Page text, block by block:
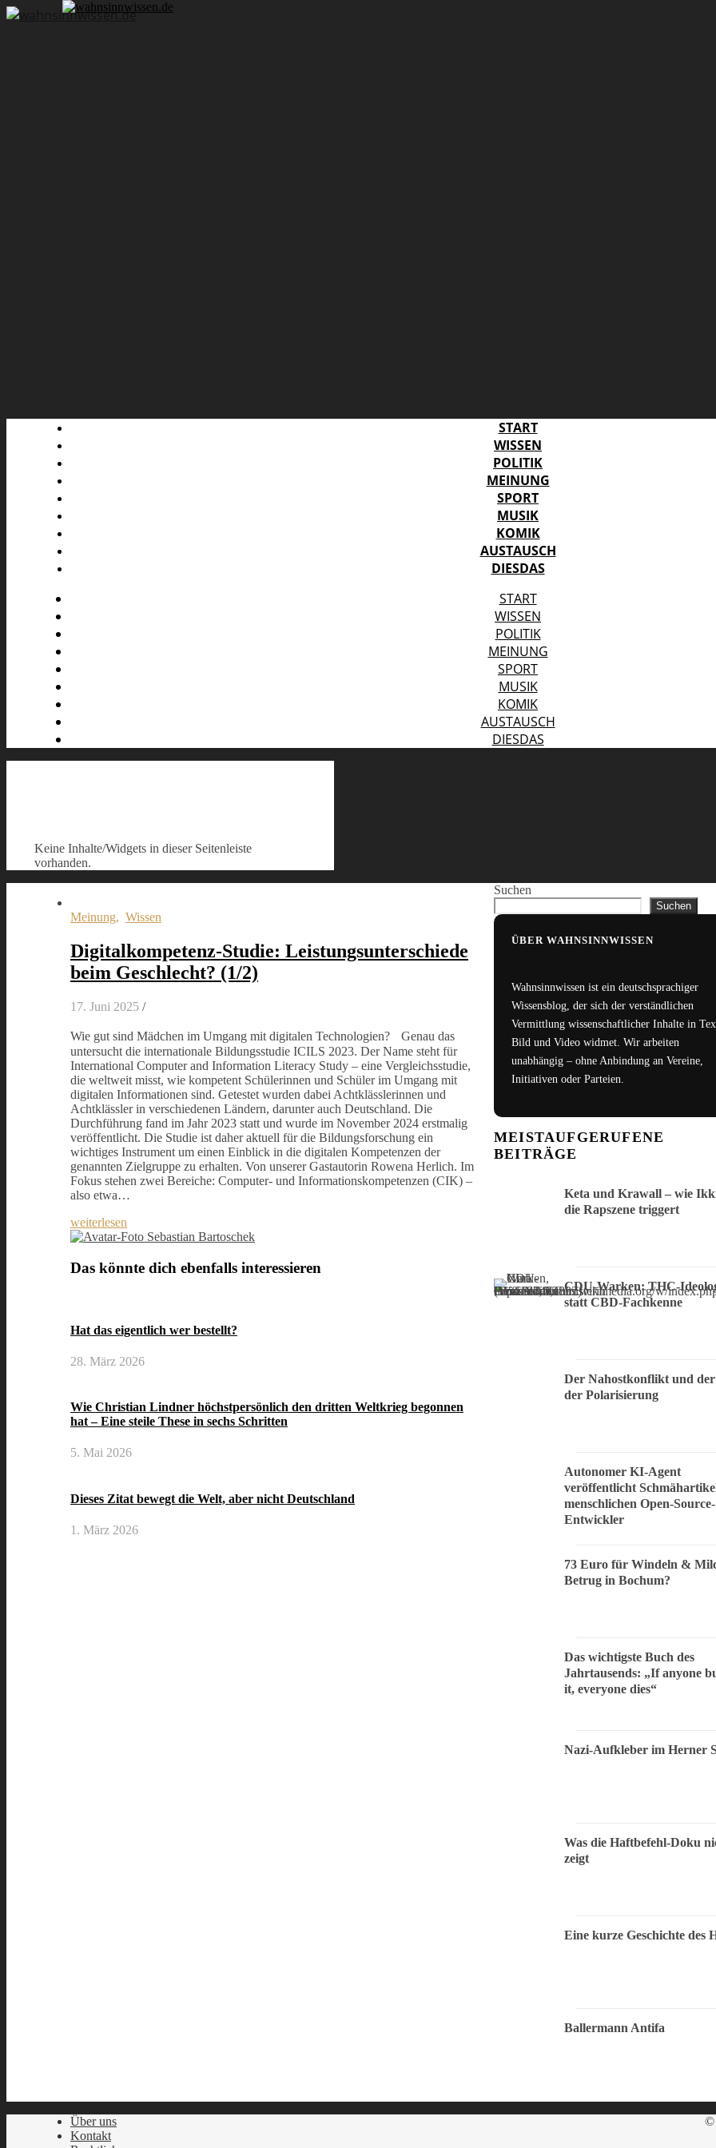
START
WISSEN
POLITIK
MEINUNG
SPORT
MUSIK
KOMIK
AUSTAUSCH
DIESDAS
START
WISSEN
POLITIK
MEINUNG
SPORT
MUSIK
KOMIK
AUSTAUSCH
DIESDAS
Keine Inhalte/Widgets in dieser Seitenleiste
vorhanden.
Meinung, Wissen
Digitalkompetenz-Studie: Leistungsunterschiede
beim Geschlecht? (1/2)
17. Juni 2025 /
Wie gut sind Mädchen im Umgang mit digitalen Technologien? Genau das
untersucht die internationale Bildungsstudie ICILS 2023. Der Name steht für
International Computer and Information Literacy Study – eine Vergleichsstudie,
die weltweit misst, wie kompetent Schülerinnen und Schüler im Umgang mit
digitalen Informationen sind. Getestet wurden dabei Achtklässlerinnen und
Achtklässler in verschiedenen Ländern, darunter auch Deutschland. Die
Durchführung fand im Jahr 2023 statt und wurde im November 2024 erstmalig
veröffentlicht. Die Studie ist daher aktuell für die Bildungsforschung ein
wichtiges Instrument um einen Einblick in die digitalen Kompetenzen der
genannten Zielgruppe zu erhalten. Von unserer Gastautorin Rowena Herlich. Im
Fokus stehen zwei Bereiche: Computer- und Informationskompetenzen (CIK) –
also etwa…
weiterlesen
Sebastian Bartoschek
Das könnte dich ebenfalls interessieren
Hat das eigentlich wer bestellt?
28. März 2026
Wie Christian Lindner höchstpersönlich den dritten Weltkrieg begonnen
hat – Eine steile These in sechs Schritten
5. Mai 2026
Dieses Zitat bewegt die Welt, aber nicht Deutschland
1. März 2026
Suchen
Suchen
ÜBER WAHNSINNWISSEN
Wahnsinnwissen ist ein deutschsprachiger
Wissensblog, der sich der verständlichen
Vermittlung wissenschaftlicher Inhalte in
Bild und Video widmet. Wir arbeiten
unabhängig – ohne Anbindung an Vereine,
Initiativen oder Parteien.
MEISTAUFGERUFENE
BEITRÄGE
Keta und Krawall – wie
die Rapszene triggert
CDU-Warken: THC-
statt CBD-Fachkenne
Der Nahostkonflikt und der
der Polarisierung
Autonomer KI-Agent
veröffentlicht
menschlichen Open-Source-
Entwickler
73 Euro für Windeln &
Betrug in Bochum?
Das wichtigste Buch des
Jahrtausends: „If anyone
it, everyone dies“
Nazi-Aufkleber im Herner
Was die Haftbefehl-Doku
zeigt
Eine kurze Geschichte des
Ballermann Antifa
©
Über uns
Kontakt